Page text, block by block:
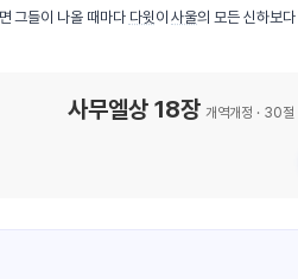
그들이 나올 때마다 다윗 이사울의 모든 신하보
사무엘상 18장개역개정 · 30